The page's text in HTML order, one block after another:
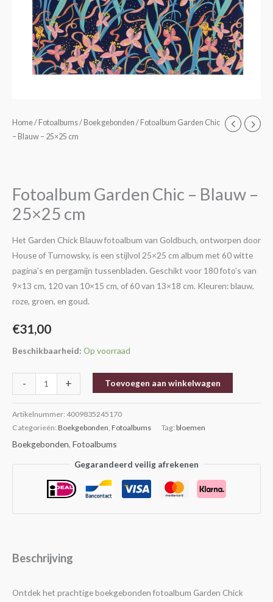
Home/ Fotoalbums/ Boekgebonden / Fotoalbum Garden Chic
– Blauw – 25×25 cm
Fotoalbum Garden Chic – Blauw –
25×25 cm
Het Garden Chick Blauw fotoalbum van Goldbuch, ontworpen door
House of Turnowsky, is een stijlvol 25×25 cm album met 60 witte
pagina’s en pergamijn tussenbladen. Geschikt voor 180 foto’s van
9×13 cm, 120 van 10×15 cm, of 60 van 13×18 cm. Kleuren: blauw,
roze, groen, en goud.
€31,00
Beschikbaarheid: Op voorraad
-
Fotoalbum
Garden
-
25x25
aantal
+ Toevoegen aan winkelwagen
Artikelnummer: 4009835245170
Categorieën: Boekgebonden Fotoalbums Tag: bloemen
Boekgebonden, Fotoalbums
Gegarandeerd veilig afrekenen
Beschrijving
Ontdek het prachtige boekgebonden fotoalbum Garden Chick